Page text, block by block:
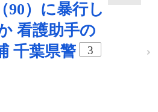
90）に暴行し
看護助手の
千葉県警
3